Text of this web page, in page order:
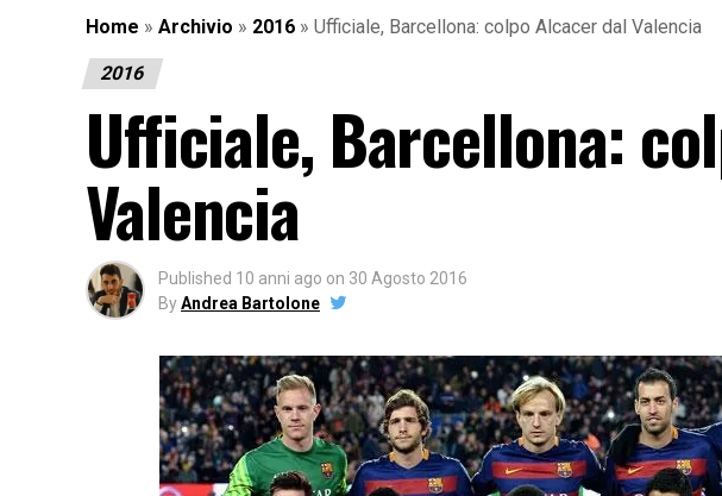
Home » Archivio » 2016 » Ufficiale, Barcellona: colpo Alcacer dal Valencia
2016
Ufficiale, Barcellona:
Valencia
Published 10 anni ago on 30 Agosto 2016
ByAndrea Bartolone